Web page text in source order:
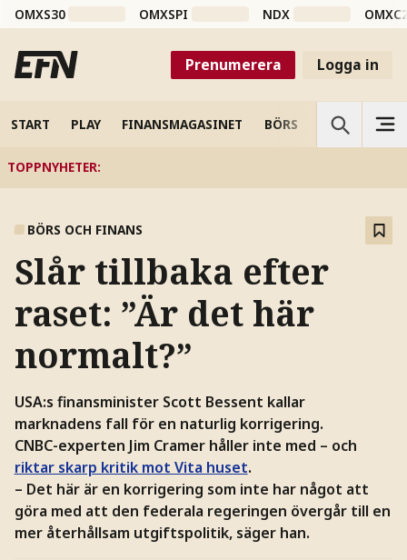
OMXS30 OMXSPI NDX
Prenumerera Logga in
START PLAY FINANSMAGASINET BÖRS VETENSKAP
TOPPNYHETER:
BÖRS OCH FINANS
Slår tillbaka efter
raset: ”Är det här
normalt?”
USA:s finansminister Scott Bessent kallar
marknadens fall för en naturlig korrigering.
CNBC-experten Jim Cramer håller inte med – och
riktar skarp kritik mot Vita huset.
– Det här är en korrigering som inte har något att
göra med att den federala regeringen övergår till en
mer återhållsam utgiftspolitik, säger han.